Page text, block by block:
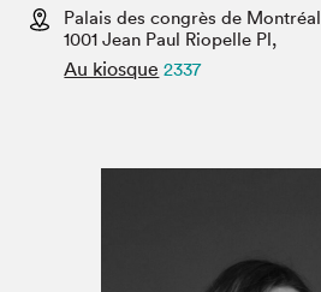
Espace médias
Palais des congrès de Montréal
1001 Jean Paul Riopelle Pl,
Au kiosque 2337